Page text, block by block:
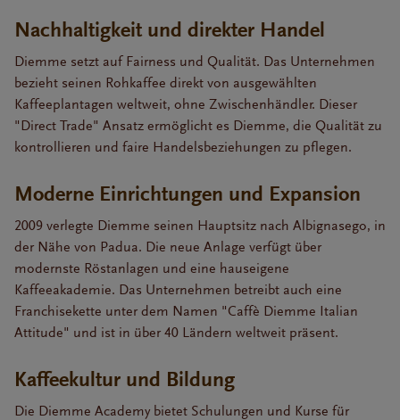
Nachhaltigkeit und direkter Handel
Diemme setzt auf Fairness und Qualität. Das Unternehmen
bezieht seinen Rohkaffee direkt von ausgewählten
Kaffeeplantagen weltweit, ohne Zwischenhändler. Dieser
"Direct Trade" Ansatz ermöglicht es Diemme, die Qualität zu
kontrollieren und faire Handelsbeziehungen zu pflegen.
Moderne Einrichtungen und Expansion
2009 verlegte Diemme seinen Hauptsitz nach Albignasego, in
der Nähe von Padua. Die neue Anlage verfügt über
modernste Röstanlagen und eine hauseigene
Kaffeeakademie. Das Unternehmen betreibt auch eine
Franchisekette unter dem Namen "Caffè Diemme Italian
Attitude" und ist in über 40 Ländern weltweit präsent.
Kaffeekultur und Bildung
Die Diemme Academy bietet Schulungen und Kurse für